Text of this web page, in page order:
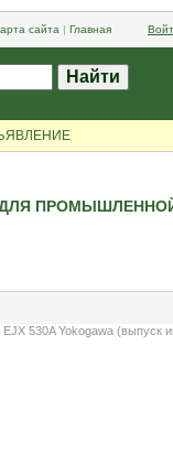
сайта | Главная
530A Yokogawa